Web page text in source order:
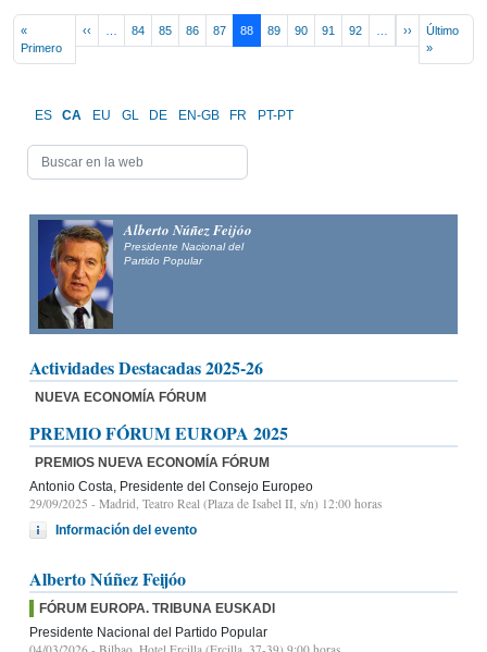
«
PrimeroFirst page
‹‹ Previous page
84 85 86 87 88 89 90 91 92 ››Next page
Último
»Last page
ES CA EU GL DE EN-GB FR PT-PT
Alberto Núñez Feijóo
Presidente Nacional del
Partido Popular
Actividades Destacadas 2025-26
NUEVA ECONOMÍA FÓRUM
PREMIO FÓRUM EUROPA 2025
PREMIOS NUEVA ECONOMÍA FÓRUM
Antonio Costa, Presidente del Consejo Europeo
29/09/2025 - Madrid, Teatro Real (Plaza de Isabel II, s/n) 12:00 horas
Información del evento
Alberto Núñez Feijóo
FÓRUM EUROPA. TRIBUNA EUSKADI
Presidente Nacional del Partido Popular